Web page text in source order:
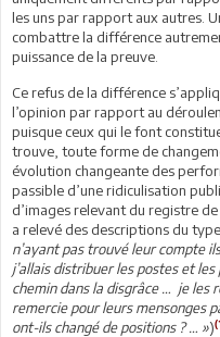
les uns par rapport aux autres.
combattre la différence
puissance de la preuve.
Ce refus de la différence
l’opinion par rapport au
puisque ceux qui le font
trouve, toute forme de
évolution changeante des
passible d’une ridiculisation
d’images relevant du registre
a relevé des descriptions du
n’ayant pas trouvé leur compte
j’allais distribuer les postes et
chemin dans la disgrâce … je les
remercie pour leurs mensonges
ont-ils changé de positions ? … »)